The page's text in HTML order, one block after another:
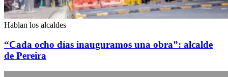
Hablan los alcaldes
“Cada ocho días inauguramos una obra”: alcalde
de Pereira